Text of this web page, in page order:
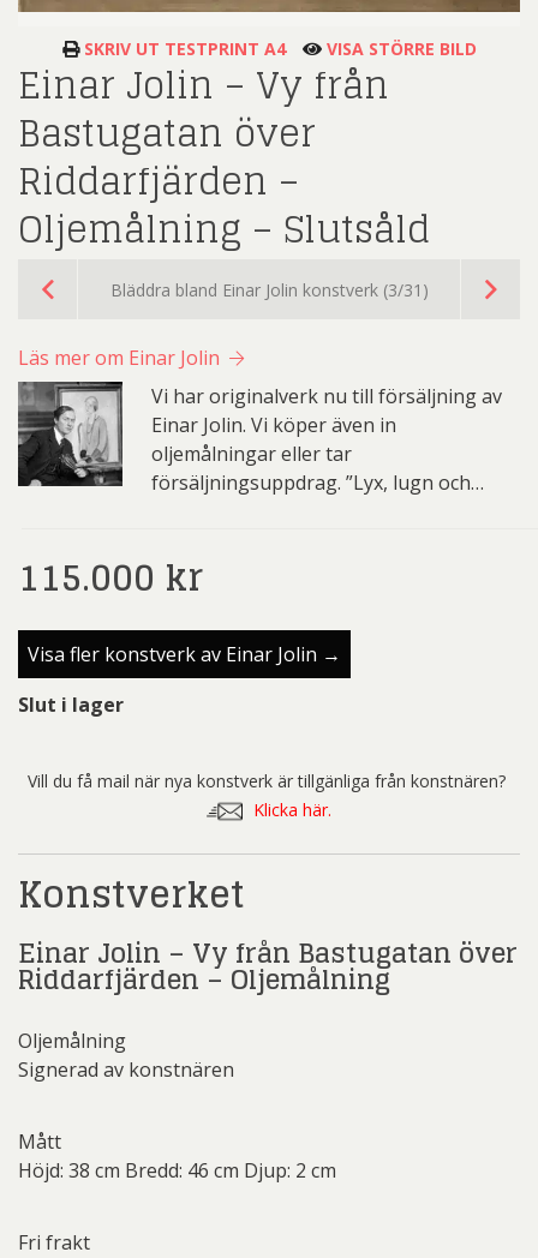
SKRIV UT TESTPRINT A4 VISA STÖRRE BILD
Einar Jolin – Vy från
Bastugatan över
Riddarfjärden –
Oljemålning – Slutsåld
Bläddra bland Einar Jolin konstverk (3/31)
Läs mer om Einar Jolin
Vi har originalverk nu till försäljning av
Einar Jolin. Vi köper även in
oljemålningar eller tar
försäljningsuppdrag. ”Lyx, lugn och…
115.000 kr
Visa fler konstverk av Einar Jolin →
Slut i lager
Vill du få mail när nya konstverk är tillgänliga från konstnären?
Klicka här.
Konstverket
Einar Jolin – Vy från Bastugatan över
Riddarfjärden – Oljemålning
Oljemålning
Signerad av konstnären
Mått
Höjd: 38 cm Bredd: 46 cm Djup: 2 cm
Fri frakt